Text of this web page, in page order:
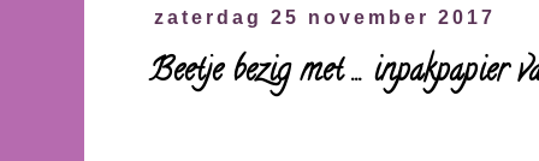
zaterdag 25 november 2017
Beetje bezig met ... inpakpapier